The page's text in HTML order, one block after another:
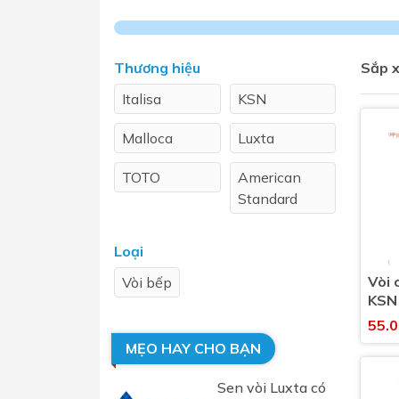
Sen
Phụ kiện nhà vệ sinh
Máy sấy tay
Nắp bồn cầu
Sắp
Vòi
Thương hiệu
Italisa
KSN
Malloca Luxta
TOTO
American
Standard
INAX
Loại
Vòi bếp
MẸO HAY CHO BẠN
Sen vòi Luxta có